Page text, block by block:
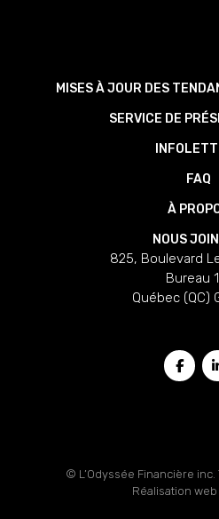
MISES À JOUR DES
SERVICE DE
FAQ
À
NOUS
825, Boulevard
Bureau
Québec (QC)
© L’Odyssée Financière
Réalisation web